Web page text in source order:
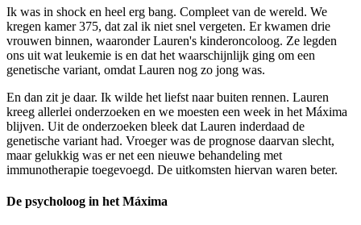
Ik was in shock en heel erg bang. Compleet van de wereld. We
kregen kamer 375, dat zal ik niet snel vergeten. Er kwamen drie
vrouwen binnen, waaronder Lauren's kinderoncoloog. Ze legden
ons uit wat leukemie is en dat het waarschijnlijk ging om een
genetische variant, omdat Lauren nog zo jong was.
En dan zit je daar. Ik wilde het liefst naar buiten rennen. Lauren
kreeg allerlei onderzoeken en we moesten een week in het Máxima
blijven. Uit de onderzoeken bleek dat Lauren inderdaad de
genetische variant had. Vroeger was de prognose daarvan slecht,
maar gelukkig was er net een nieuwe behandeling met
immunotherapie toegevoegd. De uitkomsten hiervan waren beter.
De psycholoog in het Máxima